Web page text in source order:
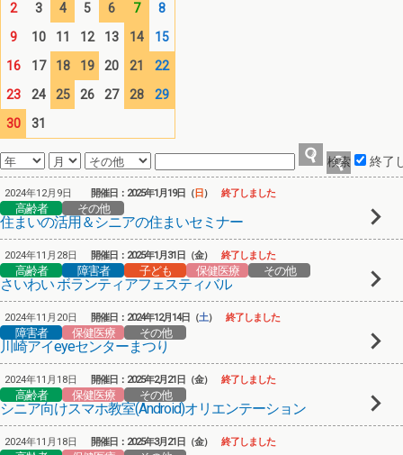
2
3 4 5 6 7
8
9
10 11 12 13 14
15
16
17 18 19 20 21
22
23
24 25 26 27 28
29
30
31
終了
2024年12月9日
高齢者 その他
住まいの活用＆シニアの住まいセミナー
開催日：2025年1月19日（日 ） 終了しました
2024年11月28日
高齢者 障害者 子ども 保健医療 その他
さいわい ボランティアフェスティバル
開催日：2025年1月31日（金） 終了しました
2024年11月20日
障害者 保健医療 その他
川崎アイeyeセンターまつり
開催日：2024年12月14日（土） 終了しました
2024年11月18日
高齢者 保健医療 その他
シニア向けスマホ教室(Android)オリエンテーション
開催日：2025年2月21日（金） 終了しました
2024年11月18日 開催日：2025年3月21日（金） 終了しました